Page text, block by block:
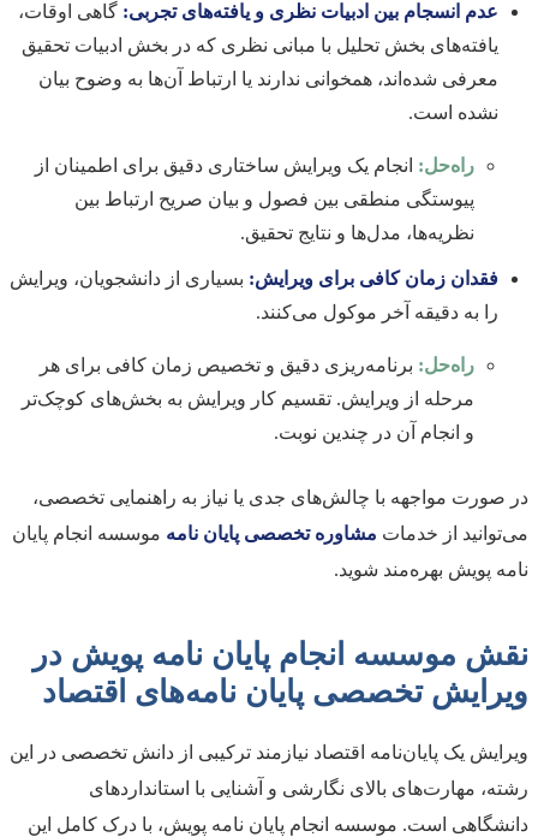
عدم انسجام بین ادبیات نظری و یافته‌های تجربی: گاهی اوقات،
یافته‌های بخش تحلیل با مبانی نظری که در بخش ادبیات تحقیق
معرفی شده‌اند، همخوانی ندارند یا ارتباط آن‌ها به وضوح بیان
نشده است.
راه‌حل: انجام یک ویرایش ساختاری دقیق برای اطمینان از
پیوستگی منطقی بین فصول و بیان صریح ارتباط بین
نظریه‌ها، مدل‌ها و نتایج تحقیق.
فقدان زمان کافی برای ویرایش: بسیاری از دانشجویان، ویرایش
را به دقیقه آخر موکول می‌کنند.
راه‌حل: برنامه‌ریزی دقیق و تخصیص زمان کافی برای هر
مرحله از ویرایش. تقسیم کار ویرایش به بخش‌های کوچک‌تر
و انجام آن در چندین نوبت.
در صورت مواجهه با چالش‌های جدی یا نیاز به راهنمایی تخصصی،
می‌توانید از خدمات مشاوره تخصصی پایان نامه موسسه انجام پایان
نامه پویش بهره‌مند شوید.
نقش موسسه انجام پایان نامه پویش در
ویرایش تخصصی پایان نامه‌های اقتصاد
ویرایش یک پایان‌نامه اقتصاد نیازمند ترکیبی از دانش تخصصی در این
رشته، مهارت‌های بالای نگارشی و آشنایی با استانداردهای
دانشگاهی است. موسسه انجام پایان نامه پویش، با درک کامل این